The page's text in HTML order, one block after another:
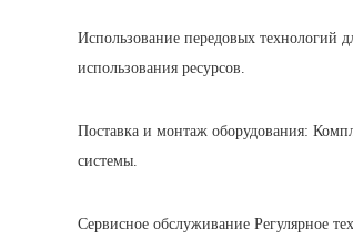
Использование передовых технологий
использования ресурсов.
Поставка и монтаж оборудования:
системы.
Сервисное обслуживание Регулярное